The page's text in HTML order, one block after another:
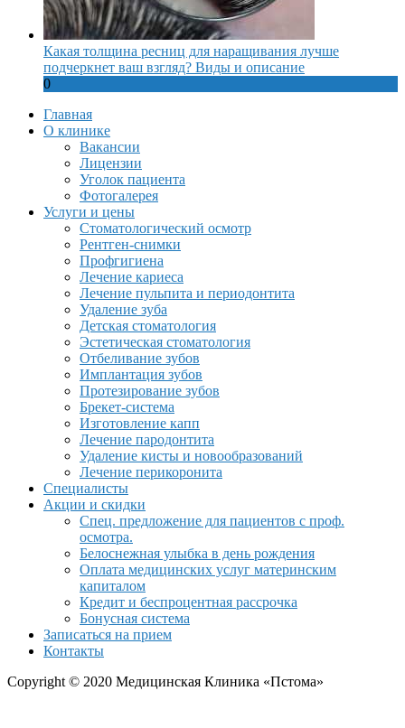
Какая толщина ресниц для наращивания лучше
подчеркнет ваш взгляд? Виды и описание
0
Главная
О клинике
Вакансии
Лицензии
Уголок пациента
Фотогалерея
Услуги и цены
Стоматологический осмотр
Рентген-снимки
Профгигиена
Лечение кариеса
Лечение пульпита и периодонтита
Удаление зуба
Детская стоматология
Эстетическая стоматология
Отбеливание зубов
Имплантация зубов
Протезирование зубов
Брекет-система
Изготовление капп
Лечение пародонтита
Удаление кисты и новообразований
Лечение перикоронита
Специалисты
Акции и скидки
Спец. предложение для пациентов с проф.
осмотра.
Белоснежная улыбка в день рождения
Оплата медицинских услуг материнским
капиталом
Кредит и беспроцентная рассрочка
Бонусная система
Записаться на прием
Контакты
Copyright © 2020 Медицинская Клиника «Пстома»